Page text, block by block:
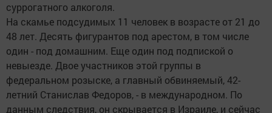
суррогатного алкоголя.
На скамье подсудимых 11 человек в возрасте от 21 до
48 лет. Десять фигурантов под арестом, в том числе
один - под домашним. Еще один под подпиской о
невыезде. Двое участников этой группы в
федеральном розыске, а главный обвиняемый, 42-
летний Станислав Федоров, - в международном. По
данным следствия, он скрывается в Израиле, и сейчас